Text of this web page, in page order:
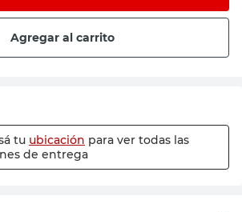
Agregar al carrito
tu ubicación para ver todas las
de entrega